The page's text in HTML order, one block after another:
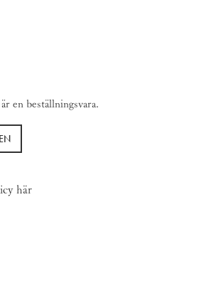
en beställningsvara.
här